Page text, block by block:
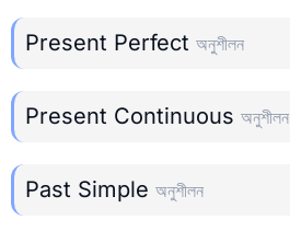
Present Perfect অনুশীলন
Present Continuous অনুশীলন
Past Simple অনুশীলন